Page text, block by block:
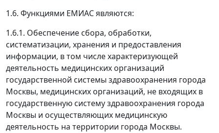
1.6. Функциями ЕМИАС являются:
1.6.1. Обеспечение сбора, обработки,
систематизации, хранения и предоставления
информации, в том числе характеризующей
деятельность медицинских организаций
государственной системы здравоохранения города
Москвы, медицинских организаций, не входящих в
государственную систему здравоохранения города
Москвы и осуществляющих медицинскую
деятельность на территории города Москвы.